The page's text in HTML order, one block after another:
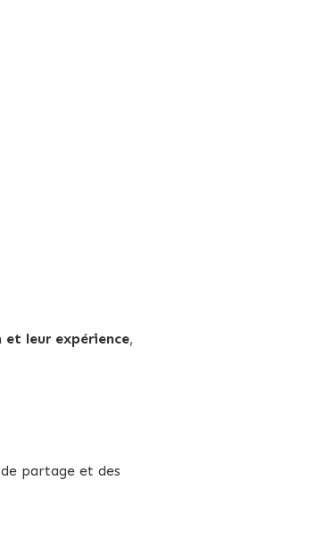
leur expérience,
partage et des